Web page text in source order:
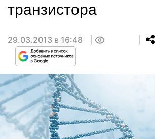
транзистора
29.03.2013 в 16:48